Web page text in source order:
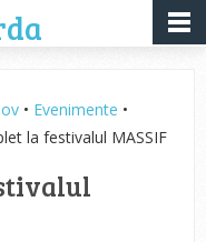
• Evenimente •
la festivalul MASSIF